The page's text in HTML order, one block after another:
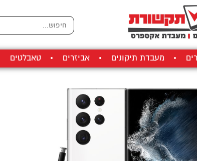
מעבדת תיקונים אביזרים טאבלטים